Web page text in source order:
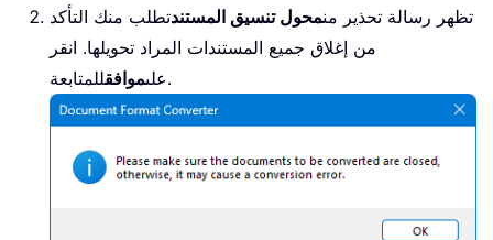
تظهر رسالة تحذير منمحول تنسيق المستندتطلب منك التأكد
من إغلاق جميع المستندات المراد تحويلها. انقر
علىموافق للمتابعة.